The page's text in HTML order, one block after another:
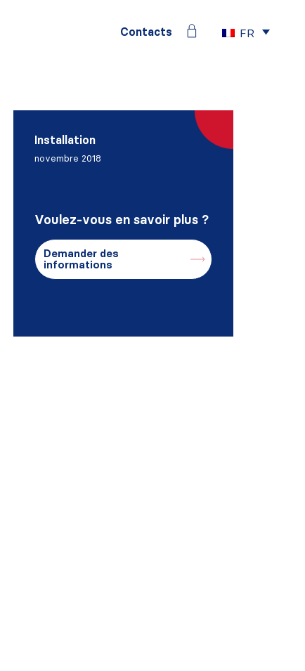
Contacts FR
Installation
novembre 2018
Voulez-vous en savoir plus ?
Demander des
informations